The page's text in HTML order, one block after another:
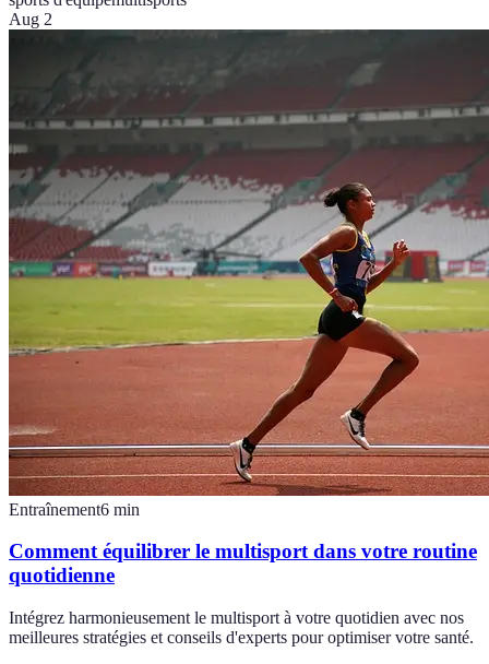
Aug 2
Entraînement6 min
Comment équilibrer le multisport dans votre routine
quotidienne
Intégrez harmonieusement le multisport à votre quotidien avec nos
meilleures stratégies et conseils d'experts pour optimiser votre santé.